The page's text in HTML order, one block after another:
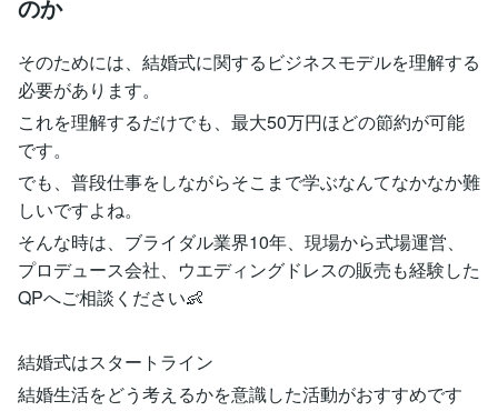
のか
そのためには、結婚式に関するビジネスモデルを理解する
必要があります。
これを理解するだけでも、最大50万円ほどの節約が可能
です。
でも、普段仕事をしながらそこまで学ぶなんてなかなか難
しいですよね。
そんな時は、ブライダル業界10年、現場から式場運営、
プロデュース会社、ウエディングドレスの販売も経験した
QPへご相談ください👶
結婚式はスタートライン
結婚生活をどう考えるかを意識した活動がおすすめです